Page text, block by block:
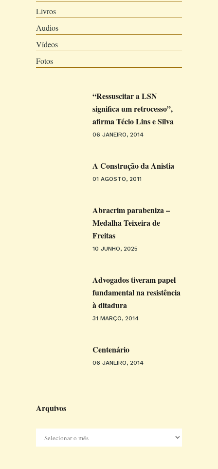
Livros
Audios
Vídeos
Fotos
“Ressuscitar a LSN
significa um retrocesso”,
afirma Técio Lins e Silva
06 JANEIRO, 2014
A Construção da Anistia
01 AGOSTO, 2011
Abracrim parabeniza –
Medalha Teixeira de
Freitas
10 JUNHO, 2025
Advogados tiveram papel
fundamental na resistência
à ditadura
31 MARÇO, 2014
Centenário
06 JANEIRO, 2014
Arquivos
Arquivos